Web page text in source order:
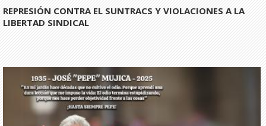
REPRESIÓN CONTRA EL SUNTRACS Y VIOLACIONES A LA
LIBERTAD SINDICAL